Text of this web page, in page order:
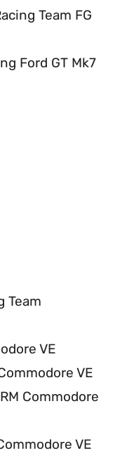
Team FG
Ford GT Mk7
Team
VE
VE
Commodore
VE